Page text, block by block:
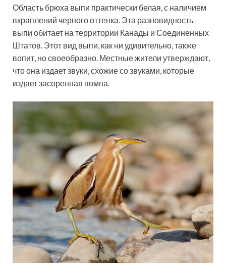
Область брюха выпи практически белая, с наличием
вкраплений черного оттенка. Эта разновидность
выпи обитает на территории Канады и Соединенных
Штатов. Этот вид выпи, как ни удивительно, также
вопит, но своеобразно. Местные жители утверждают,
что она издает звуки, схожие со звуками, которые
издает засоренная помпа.